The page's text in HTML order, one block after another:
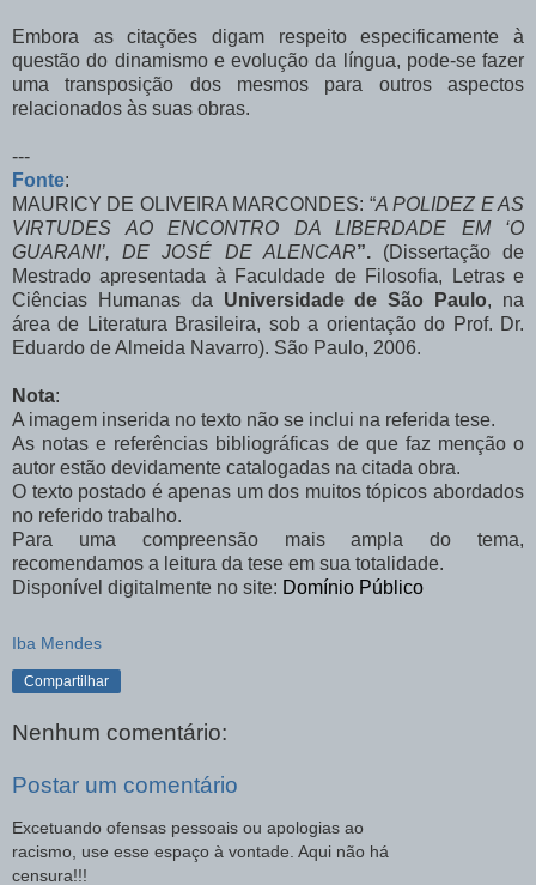
Embora as citações digam respeito especificamente à
questão do dinamismo e evolução da língua, pode-se fazer
uma transposição dos mesmos para outros aspectos
relacionados às suas obras.
---
Fonte:
MAURICY DE OLIVEIRA MARCONDES: “A POLIDEZ E AS
VIRTUDES AO ENCONTRO DA LIBERDADE EM ‘O
GUARANI’, DE JOSÉ DE ALENCAR”. (Dissertação de
Mestrado apresentada à Faculdade de Filosofia, Letras e
Ciências Humanas da Universidade de São Paulo, na
área de Literatura Brasileira, sob a orientação do Prof. Dr.
Eduardo de Almeida Navarro). São Paulo, 2006.
Nota:
A imagem inserida no texto não se inclui na referida tese.
As notas e referências bibliográficas de que faz menção o
autor estão devidamente catalogadas na citada obra.
O texto postado é apenas um dos muitos tópicos abordados
no referido trabalho.
Para uma compreensão mais ampla do tema,
recomendamos a leitura da tese em sua totalidade.
Disponível digitalmente no site: Domínio Público
Iba Mendes
Compartilhar
Nenhum comentário:
Postar um comentário
Excetuando ofensas pessoais ou apologias ao
racismo, use esse espaço à vontade. Aqui não há
censura!!!